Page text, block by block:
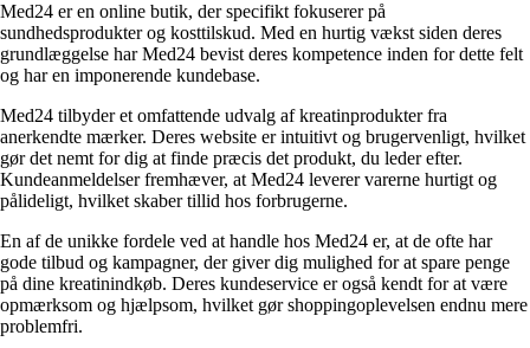
Med24 er en online butik, der specifikt fokuserer på
sundhedsprodukter og kosttilskud. Med en hurtig vækst siden deres
grundlæggelse har Med24 bevist deres kompetence inden for dette felt
og har en imponerende kundebase.
Med24 tilbyder et omfattende udvalg af kreatinprodukter fra
anerkendte mærker. Deres website er intuitivt og brugervenligt, hvilket
gør det nemt for dig at finde præcis det produkt, du leder efter.
Kundeanmeldelser fremhæver, at Med24 leverer varerne hurtigt og
pålideligt, hvilket skaber tillid hos forbrugerne.
En af de unikke fordele ved at handle hos Med24 er, at de ofte har
gode tilbud og kampagner, der giver dig mulighed for at spare penge
på dine kreatinindkøb. Deres kundeservice er også kendt for at være
opmærksom og hjælpsom, hvilket gør shoppingoplevelsen endnu mere
problemfri.